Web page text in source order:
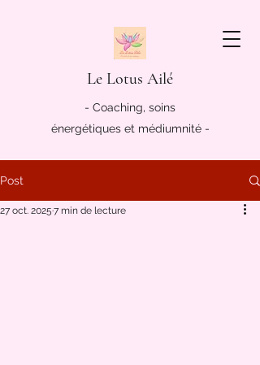
Le Lotus Ailé
- Coaching, soins
énergétiques et médiumnité -
Post
27 oct. 2025 7 min de lecture